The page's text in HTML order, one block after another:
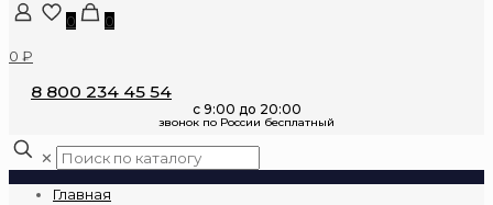
0
0
0 ₽
8 800 234 45 54
✕
Главная